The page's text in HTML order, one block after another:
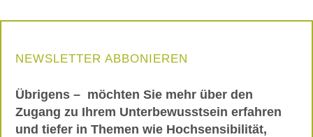
NEWSLETTER ABBONIEREN
Übrigens – möchten Sie mehr über den
Zugang zu Ihrem Unterbewusstsein erfahren
und tiefer in Themen wie Hochsensibilität,